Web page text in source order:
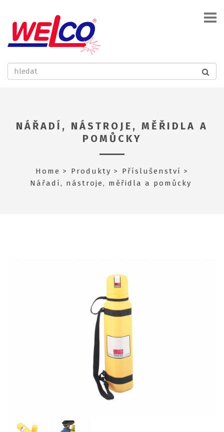
NÁŘADÍ, NÁSTROJE, MĚŘIDLA A
POMŮCKY
Home Produkty
Příslušenství
Nářadí, nástroje, měřidla a pomůcky